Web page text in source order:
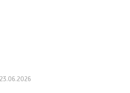
23.06.2026